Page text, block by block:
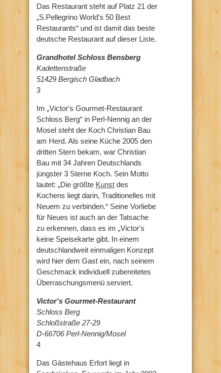
Das Restaurant steht auf Platz 21 der
„S.Pellegrino World's 50 Best
Restaurants“ und ist damit das beste
deutsche Restaurant auf dieser Liste.
Grandhotel Schloss Bensberg
Kadettenstraße
51429 Bergisch Gladbach
3
Im „Victor's Gourmet-Restaurant
Schloss Berg“ in Perl-Nennig an der
Mosel steht der Koch Christian Bau
am Herd. Als seine Küche 2005 den
dritten Stern bekam, war Christian
Bau mit 34 Jahren Deutschlands
jüngster 3 Sterne Koch. Sein Motto
lautet: „Die größte Kunst des
Kochens liegt darin, Traditionelles mit
Neuem zu verbinden.“ Seine Vorliebe
für Neues ist auch an der Tatsache
zu erkennen, dass es im „Victor's
keine Speisekarte gibt. In einem
deutschlandweit einmaligen Konzept
wird hier dem Gast ein, nach seinem
Geschmack individuell zubereitetes
Überraschungsmenü serviert.
Victor's Gourmet-Restaurant
Schloss Berg
Schloßstraße 27-29
D-66706 Perl-Nennig/Mosel
4
Das Gästehaus Erfort liegt in